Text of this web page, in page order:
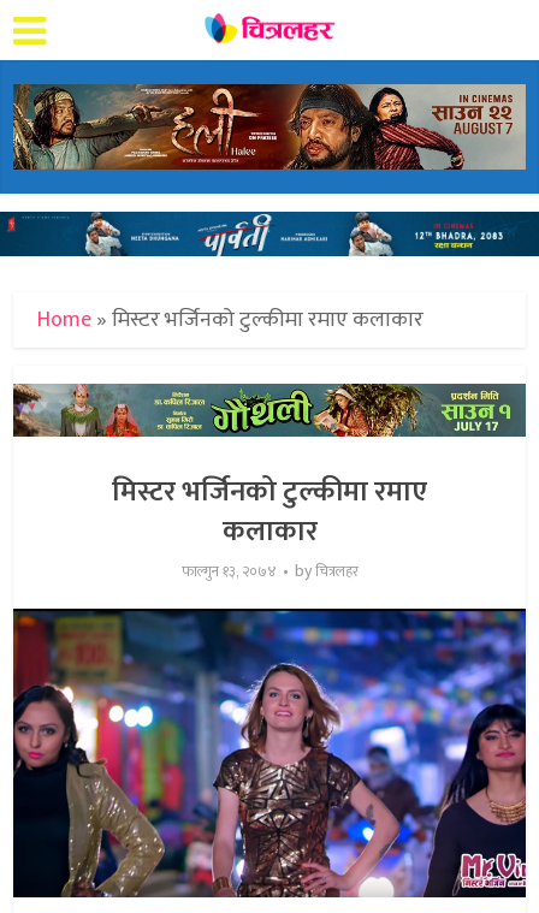
Home»मिस्टर भर्जिनको टुल्कीमा रमाए कलाकार
मिस्टर भर्जिनको टुल्कीमा रमाए
कलाकार
फाल्गुन १३, २०७४ byचित्रलहर